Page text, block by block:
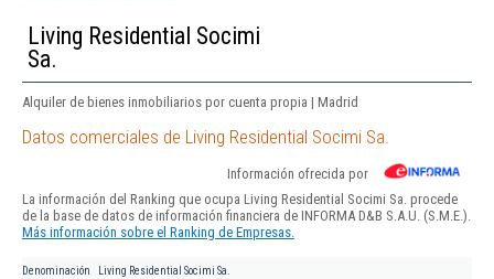
Living Residential Socimi
Sa.
Alquiler de bienes inmobiliarios por cuenta propia | Madrid
Datos comerciales de Living Residential Socimi Sa.
Información ofrecida por
La información del Ranking que ocupa Living Residential Socimi Sa. procede
de la base de datos de información financiera de INFORMA D&B S.A.U. (S.M.E.).
Más información sobre el Ranking de Empresas.
Denominación Living Residential Socimi Sa.